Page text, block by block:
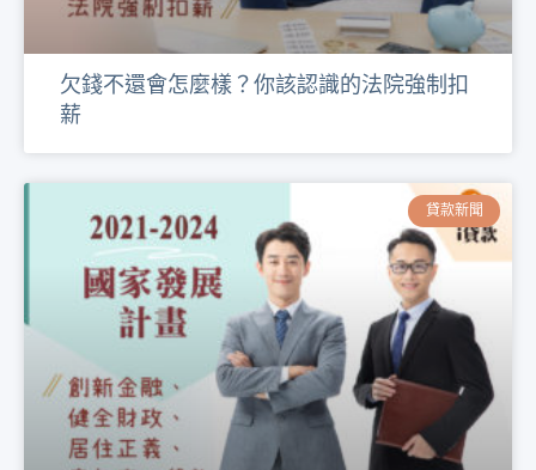
欠錢不還會怎麼樣？你該認識的法院強制扣
薪
貸款新聞